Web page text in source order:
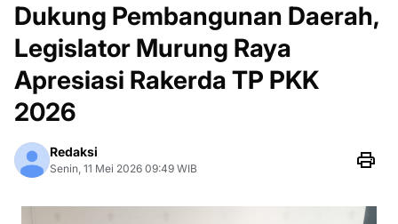
Dukung Pembangunan Daerah,
Legislator Murung Raya
Apresiasi Rakerda TP PKK
2026
Redaksi
Senin, 11 Mei 2026 09:49 WIB